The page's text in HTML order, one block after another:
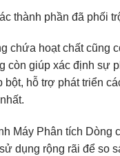
thành phần đã phối
chứa hoạt chất cũng
còn giúp xác định sự
bột, hỗ trợ phát triển
Máy Phân tích Dòng
dụng rộng rãi để so